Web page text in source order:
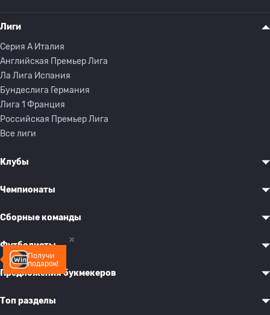
Получи
подарок!
Лиги
Серия A Италия
Английская Премьер Лига
Ла Лига Испания
Бундеслига Германия
Лига 1 Франция
Российская Премьер Лига
Все лиги
Клубы
Чемпионаты
Сборные команды
Футболисты
Предложения букмекеров
Топ разделы